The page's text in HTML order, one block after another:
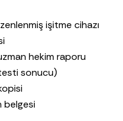
işitme cihazı
hekim raporu
sonucu)
belgesi